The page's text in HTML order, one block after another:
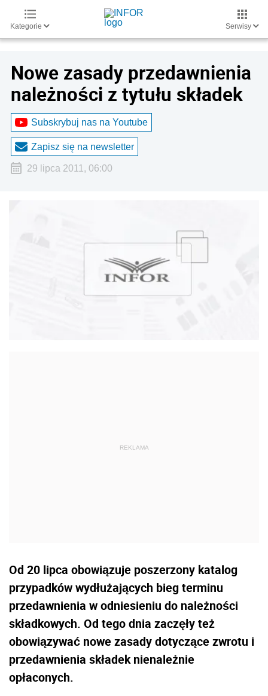
Kategorie Serwisy
Nowe zasady przedawnienia
należności z tytułu składek
Subskrybuj nas na Youtube
Zapisz się na newsletter
29 lipca 2011, 06:00
Od 20 lipca obowiązuje poszerzony katalog
przypadków wydłużających bieg terminu
przedawnienia w odniesieniu do należności
składkowych. Od tego dnia zaczęły też
obowiązywać nowe zasady dotyczące zwrotu i
przedawnienia składek nienależnie
opłaconych.